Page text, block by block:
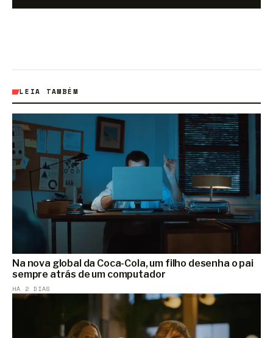
LEIA TAMBÉM
Na nova global da Coca-Cola, um filho desenha o pai
sempre atrás de um computador
HÁ 2 DIAS